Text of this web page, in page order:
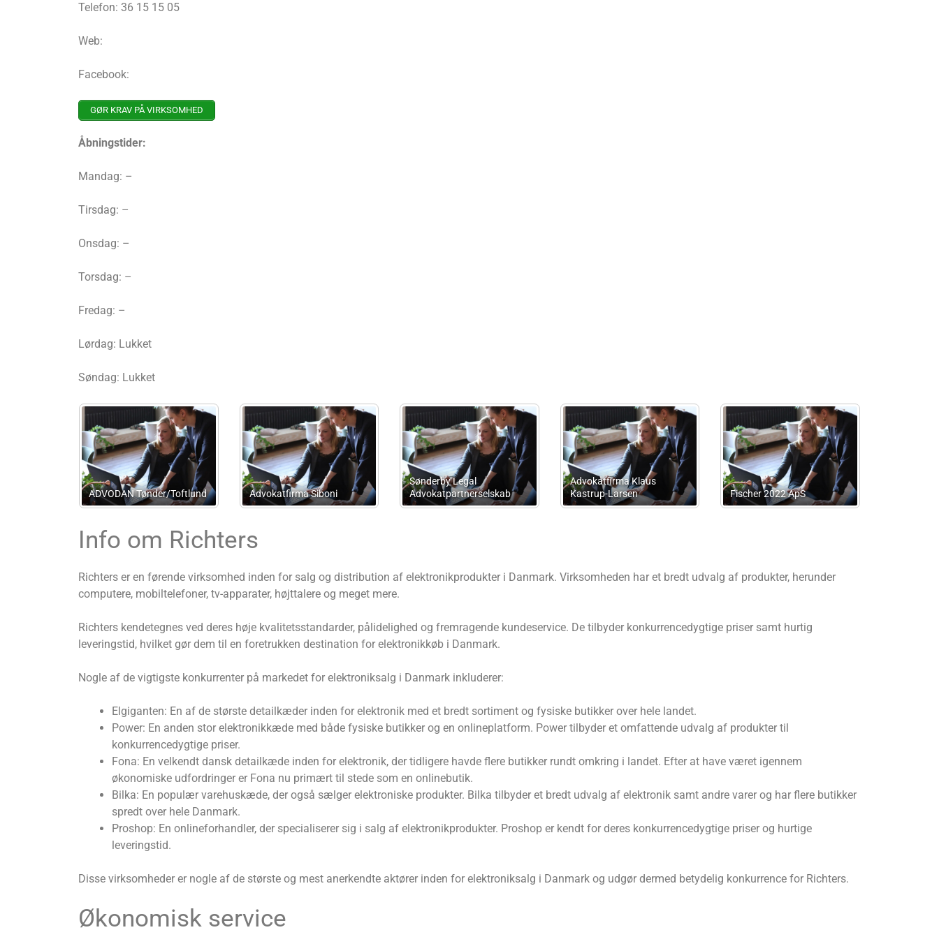
Telefon: 36 15 15 05
Web:
Facebook:
GØR KRAV PÅ VIRKSOMHED
Åbningstider:
Mandag: –
Tirsdag: –
Onsdag: –
Torsdag: –
Fredag: –
Lørdag: Lukket
Søndag: Lukket
P B Consult Kelleris Consulting Jd Rådgivning Ib V. Pedersen Skovmøllers
Info om Richters
Richters er en førende virksomhed inden for salg og distribution af elektronikprodukter i Danmark. Virksomheden har et bredt udvalg af produkter, herunder
computere, mobiltelefoner, tv-apparater, højttalere og meget mere.
Richters kendetegnes ved deres høje kvalitetsstandarder, pålidelighed og fremragende kundeservice. De tilbyder konkurrencedygtige priser samt hurtig
leveringstid, hvilket gør dem til en foretrukken destination for elektronikkøb i Danmark.
Nogle af de vigtigste konkurrenter på markedet for elektroniksalg i Danmark inkluderer:
Elgiganten: En af de største detailkæder inden for elektronik med et bredt sortiment og fysiske butikker over hele landet.
Power: En anden stor elektronikkæde med både fysiske butikker og en onlineplatform. Power tilbyder et omfattende udvalg af produkter til
konkurrencedygtige priser.
Fona: En velkendt dansk detailkæde inden for elektronik, der tidligere havde flere butikker rundt omkring i landet. Efter at have været igennem
økonomiske udfordringer er Fona nu primært til stede som en onlinebutik.
Bilka: En populær varehuskæde, der også sælger elektroniske produkter. Bilka tilbyder et bredt udvalg af elektronik samt andre varer og har flere butikker
spredt over hele Danmark.
Proshop: En onlineforhandler, der specialiserer sig i salg af elektronikprodukter. Proshop er kendt for deres konkurrencedygtige priser og hurtige
leveringstid.
Disse virksomheder er nogle af de største og mest anerkendte aktører inden for elektroniksalg i Danmark og udgør dermed betydelig konkurrence for Richters.
Økonomisk service